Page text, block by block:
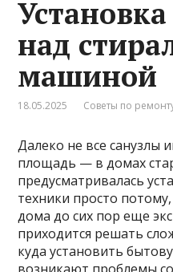
над
машиной
18.05.2025 Советы по
Далеко не все санузлы
площадь — в домах
предусматривалась
техники просто
дома до сих пор еще
приходится решать
куда установить